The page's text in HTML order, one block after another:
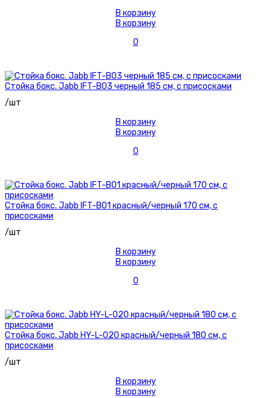
В корзину
В корзину
0
Стойка бокс. Jabb IFT-B03 черный 185 см, с присосками
/шт
В корзину
В корзину
0
Стойка бокс. Jabb IFT-B01 красный/черный 170 см, с
присосками
/шт
В корзину
В корзину
0
Стойка бокс. Jabb HY-L-020 красный/черный 180 см, с
присосками
/шт
В корзину
В корзину